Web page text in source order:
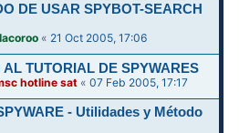
DE USAR SPYBOT-SEARCH
« 21 Oct 2005, 17:06
TUTORIAL DE SPYWARES
hotline sat «07 Feb 2005, 17:17
- Utilidades y Método